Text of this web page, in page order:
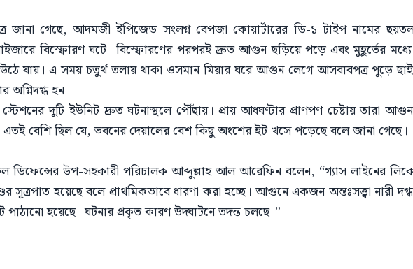
জানা গেছে, আদমজী ইপিজেড সংলগ্ন বেপজা কোয়ার্টারের ডি-১ টাইপ নামের
বিস্ফোরণ ঘটে। বিস্ফোরণের পরপরই দ্রুত আগুন ছড়িয়ে পড়ে এবং মুহূর্তের
উঠে যায়। এ সময় চতুর্থ তলায় থাকা ওসমান মিয়ার ঘরে আগুন লেগে আসবাবপত্র পুড়ে
অগ্নিদগ্ধ হন।
দুটি ইউনিট দ্রুত ঘটনাস্থলে পৌঁছায়। প্রায় আধঘণ্টার প্রাণপণ চেষ্টায় তারা আগুন
বেশি ছিল যে, ভবনের দেয়ালের বেশ কিছু অংশের ইট খসে পড়েছে বলে জানা গেছে।
ডিফেন্সের উপ-সহকারী পরিচালক আব্দুল্লাহ আল আরেফিন বলেন, “গ্যাস লাইনের
হয়েছে বলে প্রাথমিকভাবে ধারণা করা হচ্ছে। আগুনে একজন অন্তঃসত্ত্বা নারী
পাঠানো হয়েছে। ঘটনার প্রকৃত কারণ উদ্ঘাটনে তদন্ত চলছে।”